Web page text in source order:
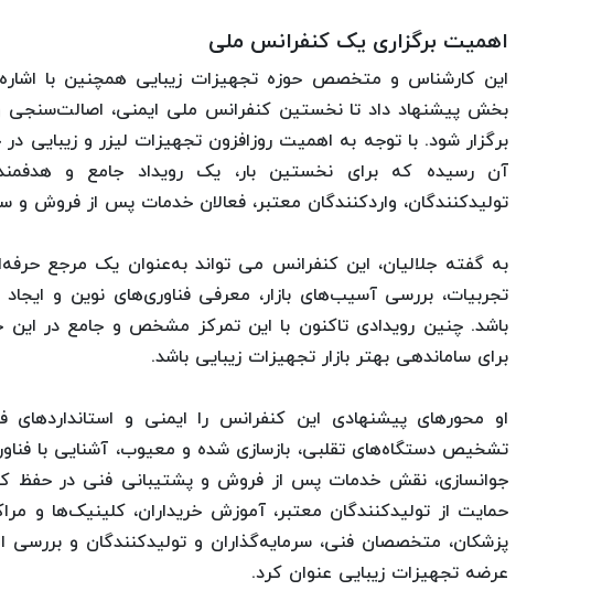
اهمیت برگزاری یک کنفرانس ملی
این کارشناس و متخصص حوزه تجهیزات زیبایی همچنین با
بخش پیشنهاد داد تا نخستین کنفرانس ملی ایمنی، اصالت‌سنجی
برگزار شود. با توجه به اهمیت روزافزون تجهیزات لیزر و
آن رسیده که برای نخستین‌ بار، یک رویداد جامع و
تولیدکنندگان، واردکنندگان معتبر، فعالان خدمات پس از فروش و
به گفته جلالیان، این کنفرانس می‌ تواند به‌عنوان یک مرجع
تجربیات، بررسی آسیب‌های بازار، معرفی فناوری‌های نوین و
باشد. چنین رویدادی تاکنون با این تمرکز مشخص و جامع در
برای ساماندهی بهتر بازار تجهیزات زیبایی باشد.
او محورهای پیشنهادی این کنفرانس را ایمنی و
تشخیص دستگاه‌های تقلبی، بازسازی‌ شده و معیوب، آشنایی با
جوانسازی، نقش خدمات پس از فروش و پشتیبانی فنی در حفظ
حمایت از تولیدکنندگان معتبر، آموزش خریداران، کلینیک‌ها و
پزشکان، متخصصان فنی، سرمایه‌گذاران و تولیدکنندگان و
عرضه تجهیزات زیبایی عنوان کرد.